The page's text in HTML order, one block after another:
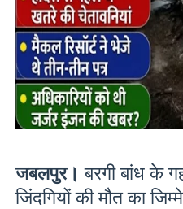
जबलपुर। बरगी बांध के
जिंदगियों की मौत का